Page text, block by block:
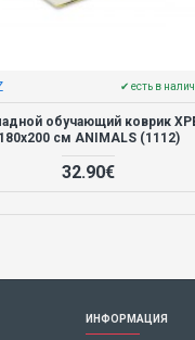
✔ есть в
обучающий коврик
180х200 см ANIMALS (1112)
32.90€
ИНФОРМАЦИЯ